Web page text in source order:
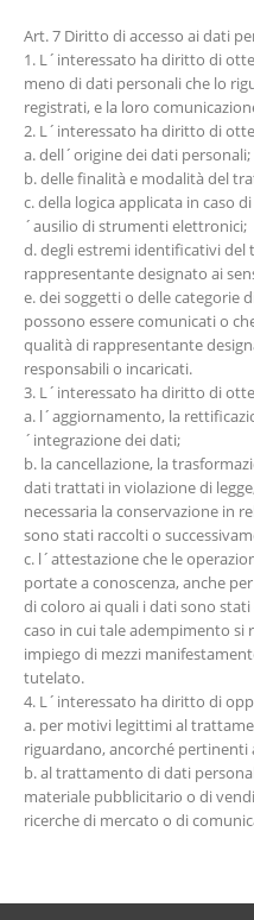
Art. 7 Diritto di accesso ai dati
1. L´interessato ha diritto di
meno di dati personali che lo
registrati, e la loro
2. L´interessato ha diritto di
a. dell´origine dei dati personali;
b. delle finalità e modalità del
c. della logica applicata in caso
´ausilio di strumenti elettronici;
d. degli estremi identificativi del
rappresentante designato ai
e. dei soggetti o delle categorie
possono essere comunicati o
qualità di rappresentante
responsabili o incaricati.
3. L´interessato ha diritto di
a. l´aggiornamento, la
´integrazione dei dati;
b. la cancellazione, la
dati trattati in violazione di
necessaria la conservazione in
sono stati raccolti o
c. l´attestazione che le
portate a conoscenza, anche
di coloro ai quali i dati sono
caso in cui tale adempimento
impiego di mezzi
tutelato.
4. L´interessato ha diritto di
a. per motivi legittimi al
riguardano, ancorché pertinenti
b. al trattamento di dati
materiale pubblicitario o di
ricerche di mercato o di